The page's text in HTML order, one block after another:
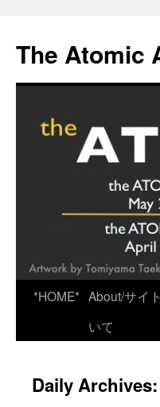
content
The Atomic
*HOME* About/サイ
いて
Daily Archives: